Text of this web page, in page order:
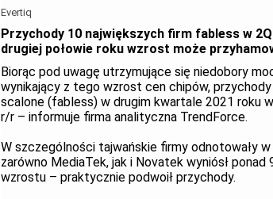
Evertiq
Przychody 10 największych firm fabless w
drugiej połowie roku wzrost może
Biorąc pod uwagę utrzymujące się niedobory
wynikający z tego wzrost cen chipów,
scalone (fabless) w drugim kwartale 2021 roku
r/r – informuje firma analityczna TrendForce.
W szczególności tajwańskie firmy odnotowały
zarówno MediaTek, jak i Novatek wyniósł
wzrostu – praktycznie podwoił przychody.